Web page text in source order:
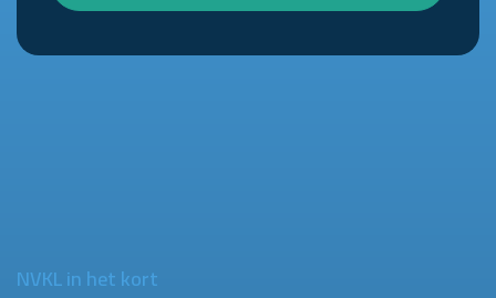
NVKL in het kort